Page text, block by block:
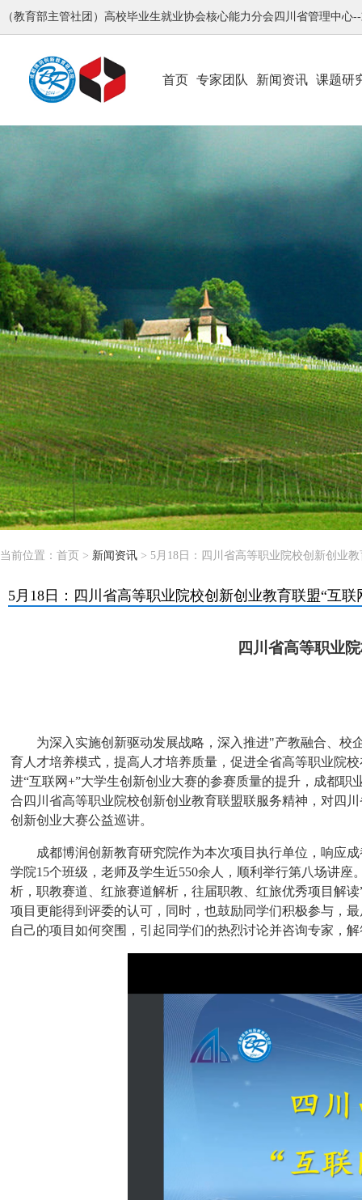
（教育部主管社团）高校毕业生就业协会核心能力分会四川省管理中心
首页 专家团队 新闻资讯 课题研
当前位置： 首页 > 新闻资讯 > 5月18日：四川省高等职业院校创新创业
5月18日：四川省高等职业院校创新创业教育联盟“互联
四川省高等职业
为深入实施创新驱动发展战略，深入推进"产教融合、校
育人才培养模式，提高人才培养质量，促进全省高等职业院
进“互联网+”大学生创新创业大赛的参赛质量的提升，成都
合四川省高等职业院校创新创业教育联盟联服务精神，对四
创新创业大赛公益巡讲。
成都博润创新教育研究院作为本次项目执行单位，响应
学院15个班级，老师及学生近550余人， 顺利举行第八场讲座
析，职教赛道、红旅赛道解析，往届职教、红旅优秀项目解
项目更能得到评委的认可，同时，也鼓励同学们积极参与，
自己的项目如何突围，引起同学们的热烈讨论并咨询专家，